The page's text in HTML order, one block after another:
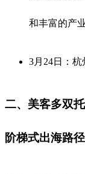
和丰富的产
3月24日：
二、美客多双
阶梯式出海路径